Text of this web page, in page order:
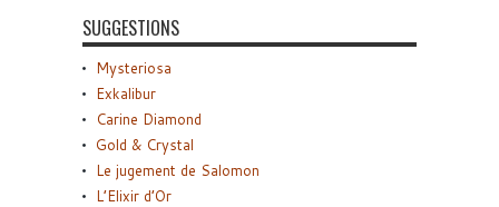
SUGGESTIONS
Mysteriosa
Exkalibur
Carine Diamond
Gold & Crystal
Le jugement de Salomon
L’Elixir d’Or